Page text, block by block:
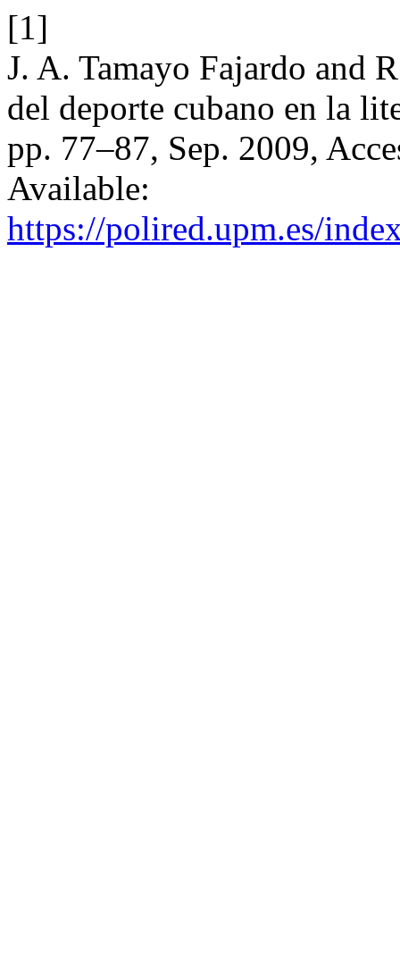
[1]
J. A. Tamayo Fajardo and
del deporte cubano en la
pp. 77–87, Sep. 2009,
Available:
https://polired.upm.es/